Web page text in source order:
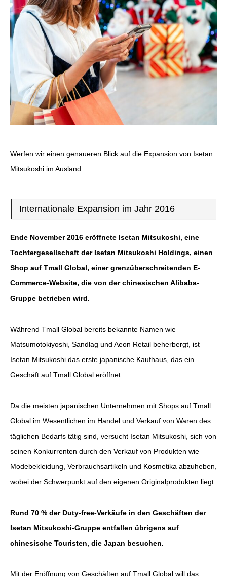
Werfen wir einen genaueren Blick auf die Expansion von Isetan
Mitsukoshi im Ausland.
Internationale Expansion im Jahr 2016
Ende November 2016 eröffnete Isetan Mitsukoshi, eine
Tochtergesellschaft der Isetan Mitsukoshi Holdings, einen
Shop auf Tmall Global, einer grenzüberschreitenden E-
Commerce-Website, die von der chinesischen Alibaba-
Gruppe betrieben wird.
Während Tmall Global bereits bekannte Namen wie
Matsumotokiyoshi, Sandlag und Aeon Retail beherbergt, ist
Isetan Mitsukoshi das erste japanische Kaufhaus, das ein
Geschäft auf Tmall Global eröffnet.
Da die meisten japanischen Unternehmen mit Shops auf Tmall
Global im Wesentlichen im Handel und Verkauf von Waren des
täglichen Bedarfs tätig sind, versucht Isetan Mitsukoshi, sich von
seinen Konkurrenten durch den Verkauf von Produkten wie
Modebekleidung, Verbrauchsartikeln und Kosmetika abzuheben,
wobei der Schwerpunkt auf den eigenen Originalprodukten liegt.
Rund 70 % der Duty-free-Verkäufe in den Geschäften der
Isetan Mitsukoshi-Gruppe entfallen übrigens auf
chinesische Touristen, die Japan besuchen.
Mit der Eröffnung von Geschäften auf Tmall Global will das